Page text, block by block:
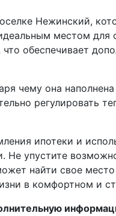
Нежинский,
местом
обеспечивает
чему она
регулировать
ипотеки и
Не упустите
найти свое
в комфортном и